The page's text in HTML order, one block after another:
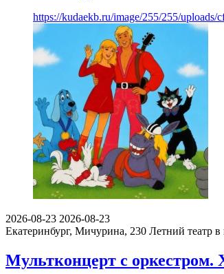
https://kudaekb.ru/image/255/255/uploads/
2026-08-23 2026-08-23
Екатеринбург, Мичурина, 230 Летний театр в
Мультконцерт с